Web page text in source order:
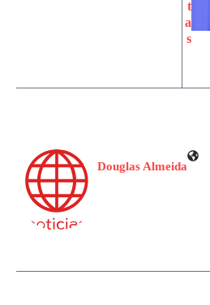
t
a
s
Douglas Almeida